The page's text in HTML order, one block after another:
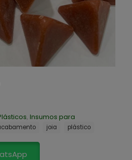
, Insumos para
joia plástico